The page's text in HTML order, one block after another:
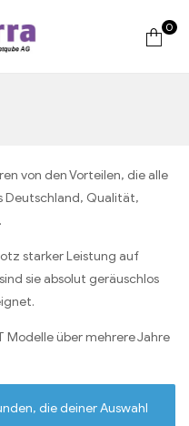
0
von den Vorteilen, die alle
Deutschland, Qualität,
starker Leistung auf
sie absolut geräuschlos
Modelle über mehrere Jahre
die deiner Auswahl